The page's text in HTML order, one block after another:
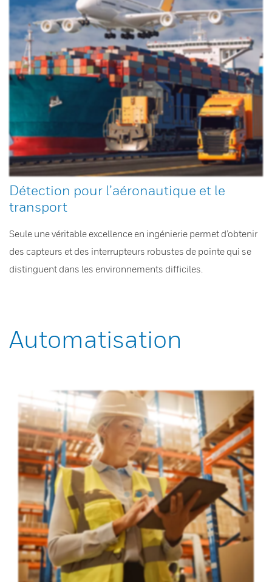
Détection pour l’aéronautique et le
transport
Seule une véritable excellence en ingénierie permet d’obtenir
des capteurs et des interrupteurs robustes de pointe qui se
distinguent dans les environnements difficiles.
Automatisation